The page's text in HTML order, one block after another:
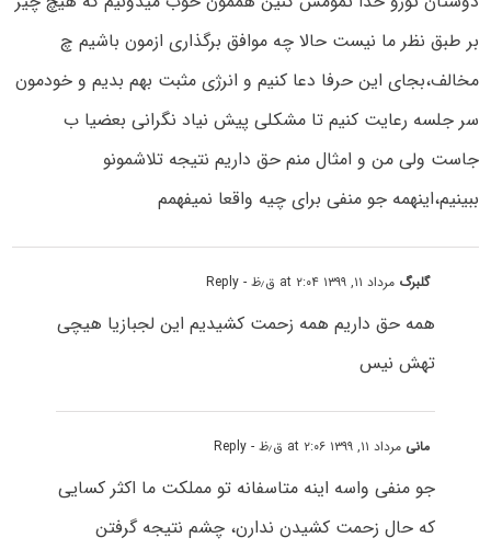
بر طبق نظر ما نیست حالا چه موافق برگذاری ازمون باشیم چ
مخالف،بجای این حرفا دعا کنیم و انرژی مثبت بهم بدیم و خودمون
سر جلسه رعایت کنیم تا مشکلی پیش نیاد نگرانی بعضیا ب
جاست ولی من و امثال منم حق داریم نتیجه تلاشمونو
ببینیم،اینهمه جو منفی برای چیه واقعا نمیفهمم
گلبرگ مرداد ۱۱, ۱۳۹۹ at ۲:۰۴ ق٫ظ - Reply
همه حق داریم همه زحمت کشیدیم این لجبازیا هیچی
تهش نیس
مانی مرداد ۱۱, ۱۳۹۹ at ۲:۰۶ ق٫ظ - Reply
جو منفی واسه اینه متاسفانه تو مملکت ما اکثر کسایی
که حال زحمت کشیدن ندارن، چشم نتیجه گرفتن